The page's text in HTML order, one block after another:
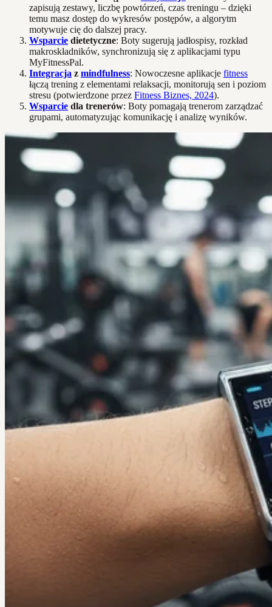
zapisują zestawy, liczbę powtórzeń, czas treningu – dzięki
temu masz dostęp do wykresów postępów, a algorytm
motywuje cię do dalszej pracy.
Wsparcie dietetyczne: Boty sugerują jadłospisy, rozkład
makroskładników, synchronizują się z aplikacjami typu
MyFitnessPal.
Integracja z mindfulness: Nowoczesne aplikacje fitness
łączą trening z elementami relaksacji, monitorują sen i poziom
stresu (potwierdzone przez Fitness Biznes, 2024).
Wsparcie dla trenerów: Boty pomagają trenerom zarządzać
grupami, automatyzując komunikację i analizę wyników.